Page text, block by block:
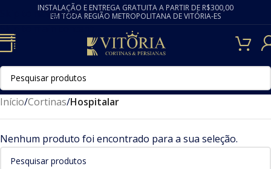
Skip to navigation
Skip to main content
INSTALAÇÃO E ENTREGA GRATUITA A PARTIR DE R$300,00
EM TODA REGIÃO METROPOLITANA DE VITÓRIA-ES
Início/Cortinas/Hospitalar
Nenhum produto foi encontrado para a sua seleção.